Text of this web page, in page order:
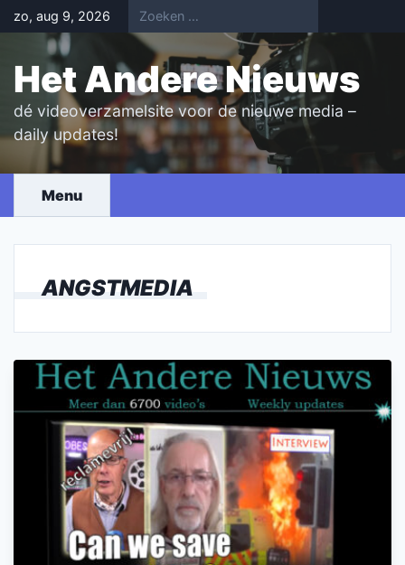
Skip
to
content
zo, aug 9, 2026
Het Andere Nieuws
dé videoverzamelsite voor de nieuwe media –
daily updates!
Menu
ANGSTMEDIA